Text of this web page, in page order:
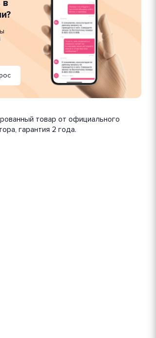
в
товар от официального
гарантия 2 года.